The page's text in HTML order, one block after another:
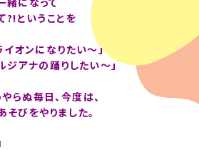
?!ということを
イオンになりたい～」
ジアナの踊りしたい～」
らぬ毎日、今度は、
びをやりました。